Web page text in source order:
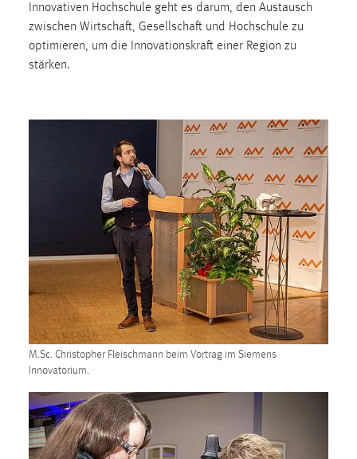
Innovativen Hochschule geht es darum, den Austausch
zwischen Wirtschaft, Gesellschaft und Hochschule zu
optimieren, um die Innovationskraft einer Region zu
stärken.
M.Sc. Christopher Fleischmann beim Vortrag im Siemens
Innovatorium.